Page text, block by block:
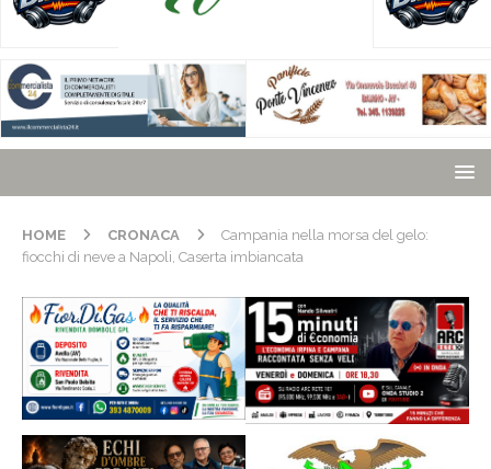
HOME CRONACA
Campania nella morsa del gelo:
fiocchi di neve a Napoli, Caserta imbiancata